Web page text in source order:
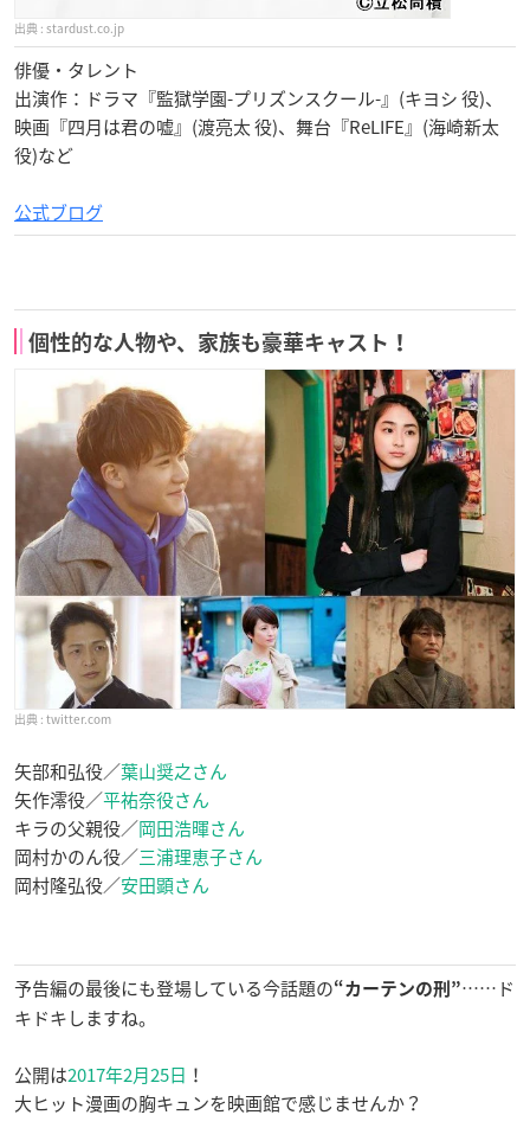
stardust.co.jp
俳優・タレント
出演作：ドラマ『監獄学園-プリズンスクール-』(キヨシ 役)、
映画『四月は君の嘘』(渡亮太 役)、舞台『ReLIFE』(海崎新太
役)など
公式ブログ
個性的な人物や、家族も豪華キャスト！
twitter.com
矢部和弘役／葉山奨之さん
矢作澪役／平祐奈役さん
キラの父親役／岡田浩暉さん
岡村かのん役／三浦理恵子さん
岡村隆弘役／安田顕さん
予告編の最後にも登場している今話題の“カーテンの刑”……ド
キドキしますね。
公開は2017年2月25日 ！
大ヒット漫画の胸キュンを映画館で感じませんか？